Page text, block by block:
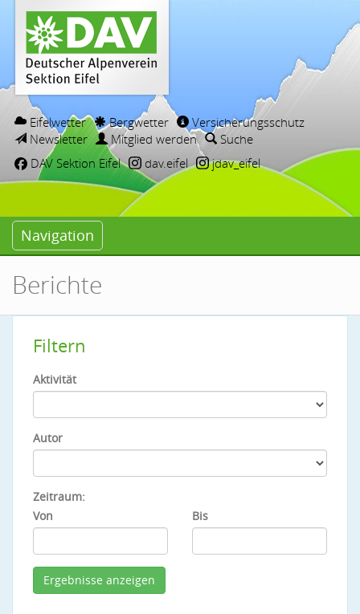
Eifelwetter Bergwetter
Versicherungsschutz
Newsletter
Mitglied werden
Suche
DAV Sektion Eifel
dav.eifel jdav_eifel
Navigation
Berichte
Filtern
Aktivität
Autor
Zeitraum:
Von
Bis